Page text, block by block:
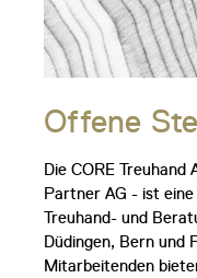
Offene
Die CORE Treuhand
Partner AG - ist
Treuhand- und
Düdingen, Bern und
Mitarbeitenden